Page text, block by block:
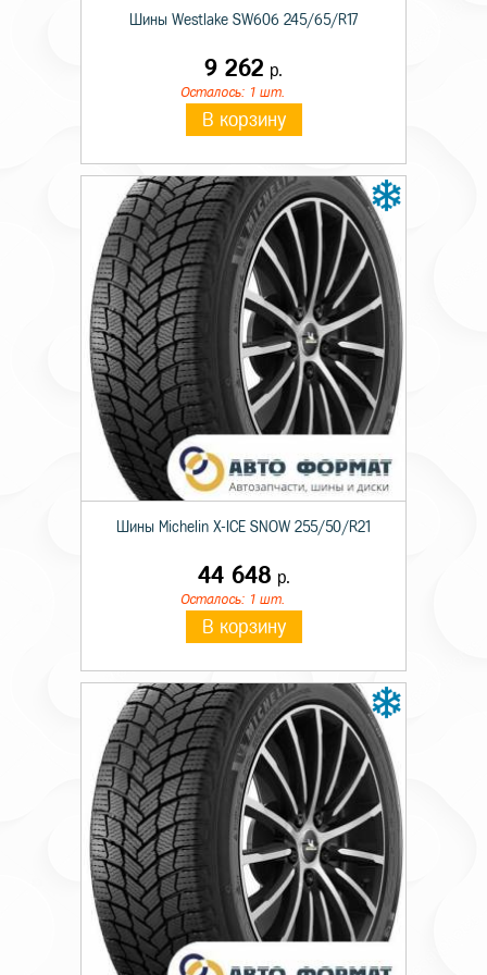
Шины Westlake SW606 245/65/R17
9 262 р.
Осталось: 1 шт.
В корзину
Шины Michelin X-ICE SNOW 255/50/R21
44 648 р.
Осталось: 1 шт.
В корзину